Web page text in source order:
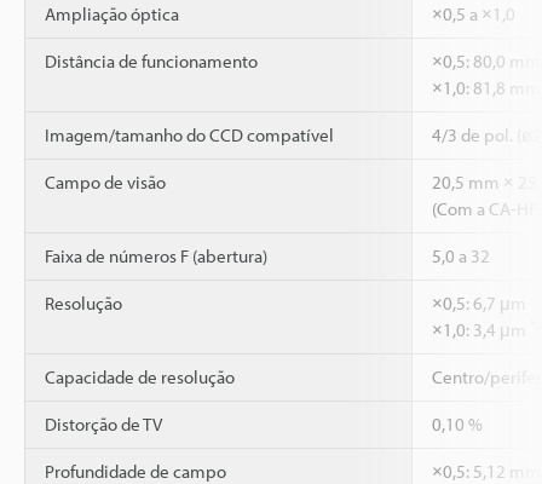
Ampliação óptica ×0,5 a ×1,0
Distância de funcionamento
×0,5: 80,0 mm
×1,0: 81,8
Imagem/tamanho do CCD compatível 4/3 de pol.
Campo de visão
20,5 mm ×
(Com a CA-
Faixa de números F (abertura) 5,0 a 32
Resolução
×0,5: 6,7 μm
×1,0: 3,4 μm
Capacidade de resolução Centro/
Distorção de TV 0,10 %
Profundidade de campo
×0,5: 5,12 mm